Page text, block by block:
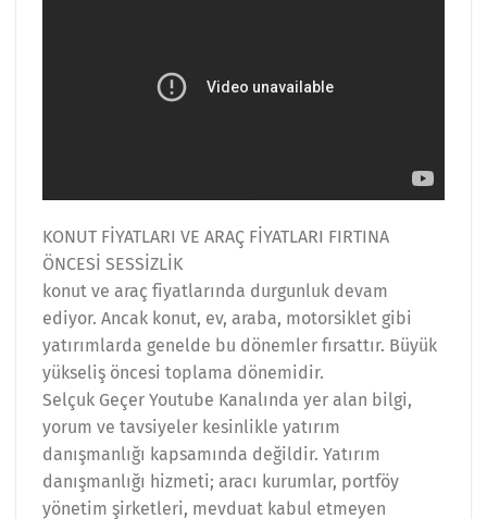
KONUT FİYATLARI VE ARAÇ FİYATLARI FIRTINA
ÖNCESİ SESSİZLİK
konut ve araç fiyatlarında durgunluk devam
ediyor. Ancak konut, ev, araba, motorsiklet gibi
yatırımlarda genelde bu dönemler fırsattır. Büyük
yükseliş öncesi toplama dönemidir.
Selçuk Geçer Youtube Kanalında yer alan bilgi,
yorum ve tavsiyeler kesinlikle yatırım
danışmanlığı kapsamında değildir. Yatırım
danışmanlığı hizmeti; aracı kurumlar, portföy
yönetim şirketleri, mevduat kabul etmeyen